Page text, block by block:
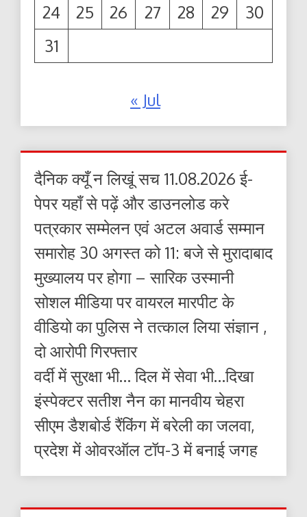
24
25 26 27 28 29
30
31
« Jul
दैनिक क्यूँ न लिखूं सच 11.08.2026 ई-
पेपर यहाँ से पढ़ें और डाउनलोड करे
पत्रकार सम्मेलन एवं अटल अवार्ड सम्मान
समारोह 30 अगस्त को 11: बजे से मुरादाबाद
मुख्यालय पर होगा – सारिक उस्मानी
सोशल मीडिया पर वायरल मारपीट के
वीडियो का पुलिस ने तत्काल लिया संज्ञान ,
दो आरोपी गिरफ्तार
वर्दी में सुरक्षा भी… दिल में सेवा भी…दिखा
इंस्पेक्टर सतीश नैन का मानवीय चेहरा
सीएम डैशबोर्ड रैंकिंग में बरेली का जलवा,
प्रदेश में ओवरऑल टॉप-3 में बनाई जगह